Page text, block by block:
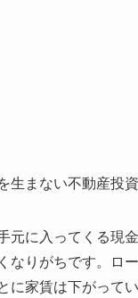
まない不動産投資
に入ってくる現
りがちです。ロ
家賃は下がって